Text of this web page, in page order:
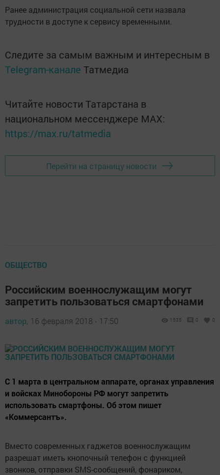
Ранее администрация социальной сети назвала
трудности в доступе к сервису временными.
Следите за самым важным и интересным в
Telegram-канале Татмедиа
Читайте новости Татарстана в
национальном мессенджере MАХ:
https://max.ru/tatmedia
Перейти на страницу новости
ОБЩЕСТВО
Российским военнослужащим могут
запретить пользоваться смартфонами
автор, 16 февраля 2018 - 17:50 1535 0 0
С 1 марта в центральном аппарате, органах управления
и войсках Минобороны РФ могут запретить
использовать смартфоны. Об этом пишет
«Коммерсантъ».
Вместо современных гаджетов военнослужащим
разрешат иметь кнопочный телефон с функцией
звонков, отправки SMS-сообщений, фонариком,